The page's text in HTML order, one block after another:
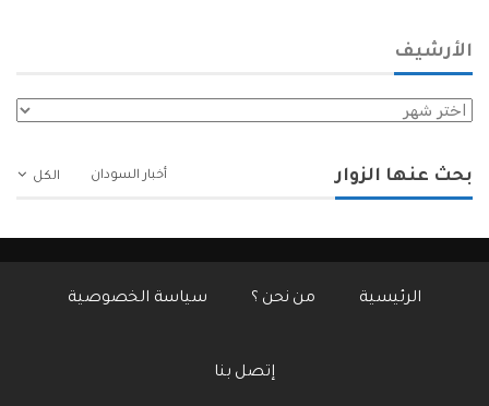
الأرشيف
الأرشيف
الكل بحث عنها الزوار أخبار السودان
الرئيسية من نحن ؟ سياسة الخصوصية
إتصل بنا